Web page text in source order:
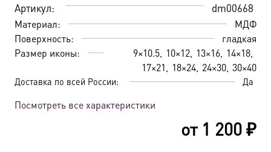
Артикул: dm00668
Материал:
МДФ
Поверхность:
гладкая
Размер иконы:
9×10.5 10×12 13×16 14×18
17×21
18×24 24×30 30×40
Доставка по всей России: Да
Посмотреть все характеристики
от 1 200₽